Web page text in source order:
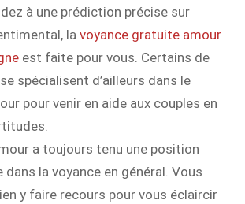
à une prédiction précise sur
la voyance gratuite amour
est faite pour vous. Certains de
spécialisent d’ailleurs dans le
pour venir en aide aux couples en
a toujours tenu une position
dans la voyance en général. Vous
y faire recours pour vous éclaircir